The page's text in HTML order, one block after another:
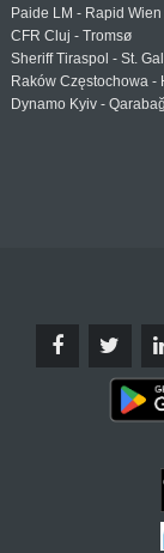
Paide LM - Rapid Wien
CFR Cluj - Tromsø
Sheriff Tiraspol - St.
Raków Częstochowa -
Dynamo Kyiv -